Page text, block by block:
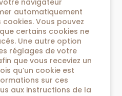
navigateur
automatiquement
Vous pouvez
certains cookies ne
Une autre option
réglages de votre
que vous receviez un
qu’un cookie est
sur ces
aux instructions de la